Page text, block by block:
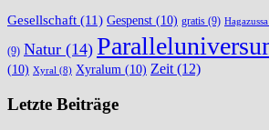
Gesellschaft (11) Gespenst (10) gratis (9) Hagazussa
(9) Natur (14)
(10) Xyral (8) Xyralum (10) Zeit (12)
Letzte Beiträge